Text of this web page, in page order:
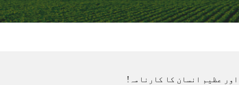
عظیم انسان کا کارنامہ!